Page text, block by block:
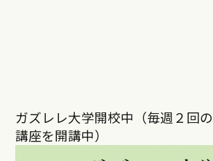
ガズレレ大学開校中（毎週２回
講座を開講中）